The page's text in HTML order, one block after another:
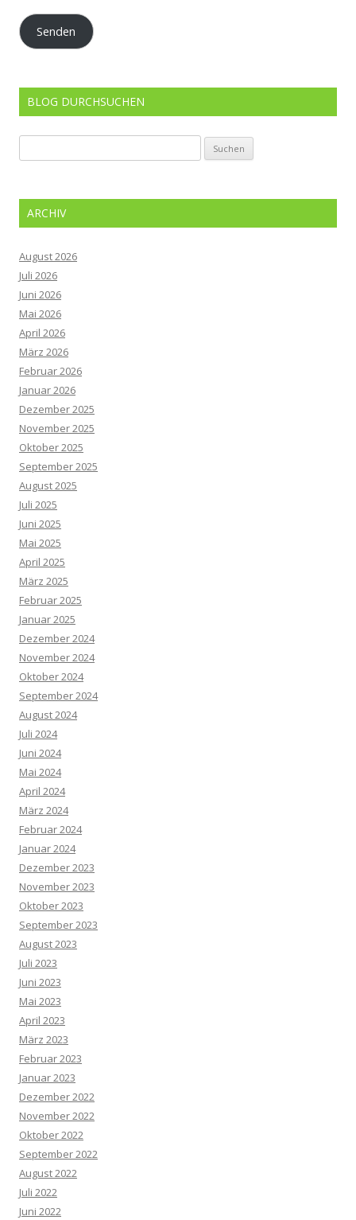
Adresse
Senden
BLOG DURCHSUCHEN
nach:
ARCHIV
August 2026
Juli 2026
Juni 2026
Mai 2026
April 2026
März 2026
Februar 2026
Januar 2026
Dezember 2025
November 2025
Oktober 2025
September 2025
August 2025
Juli 2025
Juni 2025
Mai 2025
April 2025
März 2025
Februar 2025
Januar 2025
Dezember 2024
November 2024
Oktober 2024
September 2024
August 2024
Juli 2024
Juni 2024
Mai 2024
April 2024
März 2024
Februar 2024
Januar 2024
Dezember 2023
November 2023
Oktober 2023
September 2023
August 2023
Juli 2023
Juni 2023
Mai 2023
April 2023
März 2023
Februar 2023
Januar 2023
Dezember 2022
November 2022
Oktober 2022
September 2022
August 2022
Juli 2022
Juni 2022